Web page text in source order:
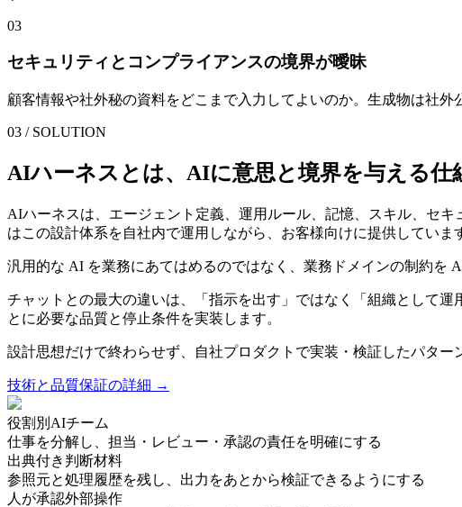
03
セキュリティとコンプライアンスの境界が曖昧
顧客情報や社外秘の資料をどこまで入力してよいのか。生成物は社
03 / SOLUTION
AIハーネスとは、AIに意思と境界を与える仕
AIハーネスは、エージェント定義、運用ルール、記憶、スキル、セ
はこの設計体系を自社内で運用しながら、お客様向けに提供していま
汎用的な AI を業務にあてはめるのではなく、業務ドメインの制約を
チャットとの最大の違いは、「指示を出す」ではなく「組織として
とに必要な品質と停止条件を実装します。
設計思想だけで終わらせず、自社プロダクトで実装・検証したパター
技術と品質保証の詳細 →
役割別 AIチーム
仕事を分解し、担当・レビュー・承認の責任を明確にする
出典付き 判断材料
参照元と処理履歴を残し、出力をあとから検証できるようにする
人が承認外部操作